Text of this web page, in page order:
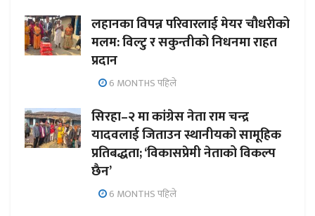
लहानका विपन्न परिवारलाई मेयर चौधरीको
मलम: विल्टु र सकुन्तीको निधनमा राहत
प्रदान
6 MONTHS पहिले
सिरहा–२ मा कांग्रेस नेता राम चन्द्र
यादवलाई जिताउन स्थानीयको सामूहिक
प्रतिबद्धता; ‘विकासप्रेमी नेताको विकल्प
छैन’
6 MONTHS पहिले